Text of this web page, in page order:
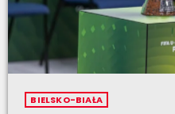
BIELSKO-BIAŁA